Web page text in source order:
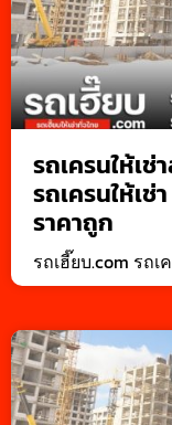
รถเครนให้เ
รถเครนให้เช่
ราคาถูก
รถเฮี๊ยบ.com รถ